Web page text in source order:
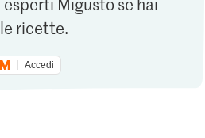
ricette.
Accedi